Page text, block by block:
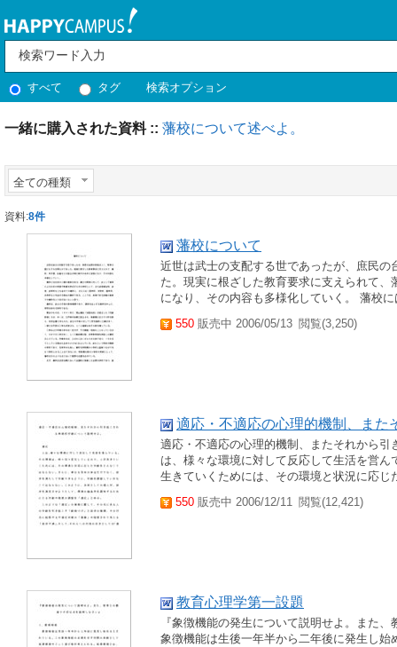
すべて タグ 検索オプション
一緒に購入された資料 :: 藩校について述べよ。
全ての種類
資料:8件
藩校について
近世は武士の支配する世であったが、庶民
た。現実に根ざした教育要求に支えられて
になり、その内容も多様化していく。 藩校
550 販売中 2006/05/13 閲覧(3,250)
適応・不適応の心理的機制、また
適応・不適応の心理的機制、またそれから
は、様々な環境に対して反応して生活を営
生きていくためには、その環境と状況に応
550 販売中 2006/12/11 閲覧(12,421)
教育心理学第一設題
『象徴機能の発生について説明せよ。また
象徴機能は生後一年半から二年後に発生し